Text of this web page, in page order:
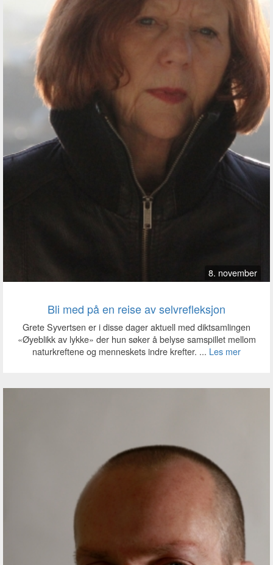
8. november
Bli med på en reise av selvrefleksjon
Grete Syvertsen er i disse dager aktuell med diktsamlingen
«Øyeblikk av lykke» der hun søker å belyse samspillet mellom
naturkreftene og menneskets indre krefter. ... Les mer